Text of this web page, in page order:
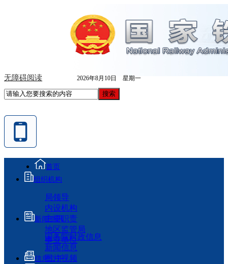
无障碍阅读 2026年8月10日 星期一
首页
组织机构
局领导
内设机构
主要职责
地区监管局
事业单位
新闻资讯
国务院时政信息
新闻信息
图片视频
信息公开